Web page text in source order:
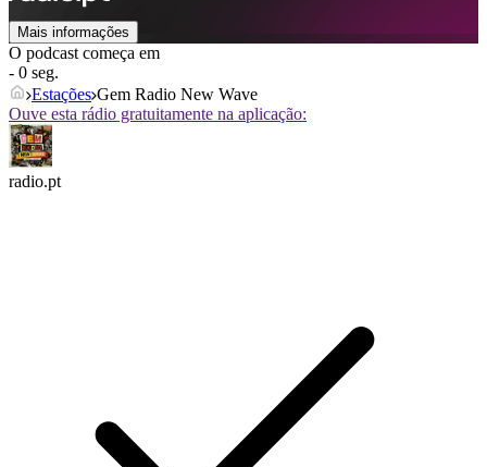
Mais informações
O podcast começa em
- 0 seg.
Estações Gem Radio New Wave
Ouve esta rádio gratuitamente na aplicação:
radio.pt